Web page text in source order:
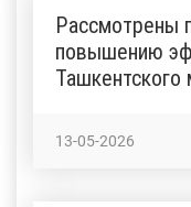
Рассмотрены
повышению
Ташкентского
13-05-2026